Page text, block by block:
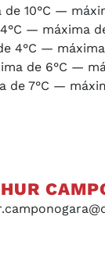
de 10°C —
— máxima
4°C — máxima
de 6°C —
de 7°C —